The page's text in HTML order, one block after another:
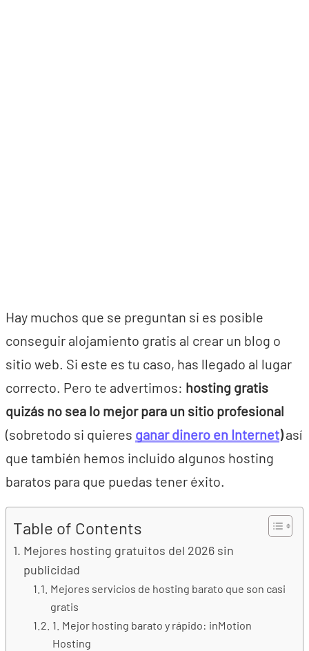
Hay muchos que se preguntan si es posible
conseguir alojamiento gratis al crear un blog o
sitio web. Si este es tu caso, has llegado al lugar
correcto. Pero te advertimos: hosting gratis
quizás no sea lo mejor para un sitio profesional
(sobretodo si quieres ganar dinero en Internet)así
que también hemos incluido algunos hosting
baratos para que puedas tener éxito.
Table of Contents
Mejores hosting gratuitos del 2026 sin
publicidad
Mejores servicios de hosting barato que son casi
gratis
1. Mejor hosting barato y rápido: inMotion
Hosting